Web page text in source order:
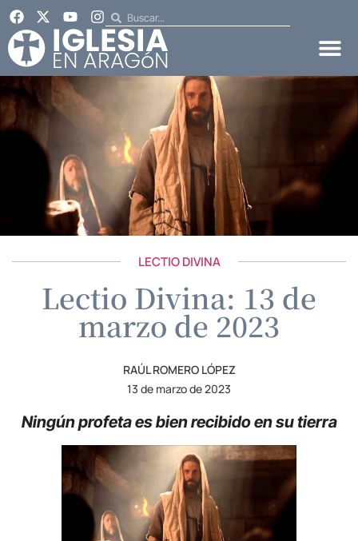
LECTIO DIVINA
Lectio Divina: 13 de
marzo de 2023
RAÚL ROMERO LÓPEZ
13 de marzo de 2023
Ningún profeta es bien recibido en su tierra